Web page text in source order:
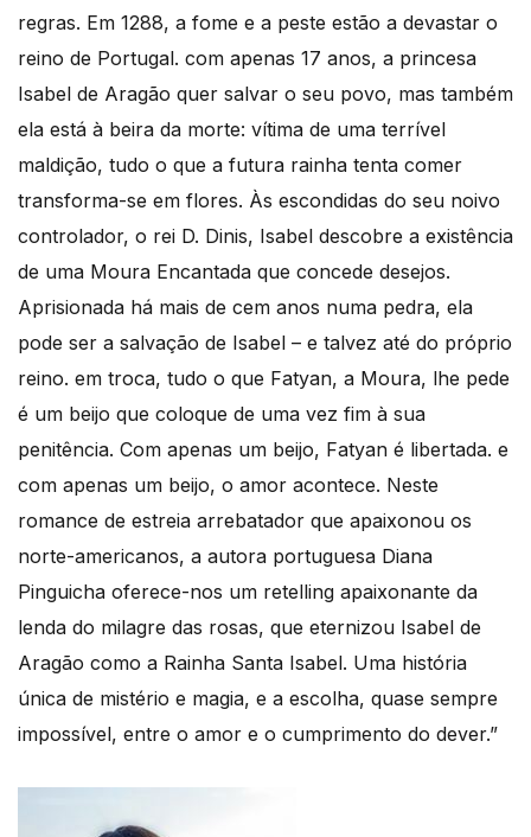
regras. Em 1288, a fome e a peste estão a devastar o
reino de Portugal. com apenas 17 anos, a princesa
Isabel de Aragão quer salvar o seu povo, mas também
ela está à beira da morte: vítima de uma terrível
maldição, tudo o que a futura rainha tenta comer
transforma-se em flores. Às escondidas do seu noivo
controlador, o rei D. Dinis, Isabel descobre a existência
de uma Moura Encantada que concede desejos.
Aprisionada há mais de cem anos numa pedra, ela
pode ser a salvação de Isabel – e talvez até do próprio
reino. em troca, tudo o que Fatyan, a Moura, lhe pede
é um beijo que coloque de uma vez fim à sua
penitência. Com apenas um beijo, Fatyan é libertada. e
com apenas um beijo, o amor acontece. Neste
romance de estreia arrebatador que apaixonou os
norte-americanos, a autora portuguesa Diana
Pinguicha oferece-nos um retelling apaixonante da
lenda do milagre das rosas, que eternizou Isabel de
Aragão como a Rainha Santa Isabel. Uma história
única de mistério e magia, e a escolha, quase sempre
impossível, entre o amor e o cumprimento do dever.”